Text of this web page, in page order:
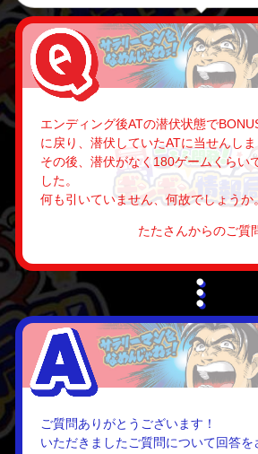
エンディング後ATの潜伏状態で
に戻り、潜伏していたATに当せんしま
その後、潜伏がなく180ゲームくらい
した。
何も引いていません、何故でしょうか
たたさんからのご質
ご質問ありがとうございます！
いただきましたご質問について回答を